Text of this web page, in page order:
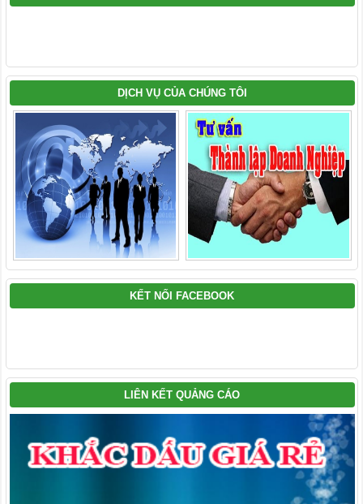
DỊCH VỤ CỦA CHÚNG TÔI
KẾT NỐI FACEBOOK
LIÊN KẾT QUẢNG CÁO